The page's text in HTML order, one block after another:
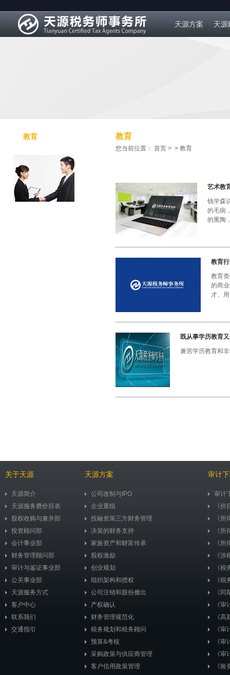
天源方案 天源
教育 教育
您当前位置： 首页 > > 教育
艺术教
钱学森
的毛病
的熏陶
教育
教育
的商
才、
既从事学历教育
兼营学历教育和
关于天源
天源简介
天源服务费价目表
股权收购与兼并部
投资顾问部
会计事业部
财务管理顾问部
审计与鉴证事业部
公关事业部
天源服务方式
客户中心
联系我们
交通指引
天源方案
公司改制与IPO
企业重组
投融资第三方财务管理
决策的财务支持
家族资产和财富传承
股权激励
创业规划
组织架构和授权
公司注销和股份撤出
产权确认
财务管理规范化
税务规划和税务顾问
预算&考核
采购政策与供应商管理
客户信用政策管理
审计
审计
《价
《
《
《
《
《
《
《
《
《
《审
《审
《
《